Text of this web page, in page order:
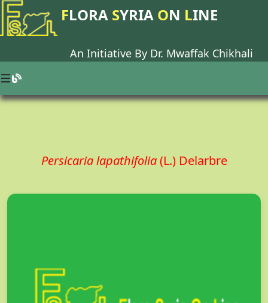
FLORA SYRIA ON LINE
An Initiative By Dr. Mwaffak Chikhali
Persicaria lapathifolia(L.) Delarbre